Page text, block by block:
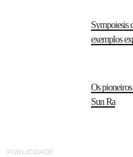
Sympoiesis
exemplos
Os
Sun Ra
PUBLICIDADE